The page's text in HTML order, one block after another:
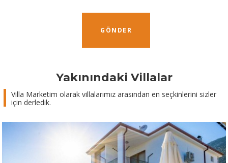
GÖNDER
Yakınındaki Villalar
Villa Marketim olarak villalarımız arasından en seçkinlerini sizler
için derledik.